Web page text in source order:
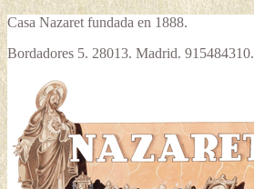
Casa Nazaret fundada en 1888.
Bordadores 5. 28013. Madrid. 915484310.
la
navegación
contenido